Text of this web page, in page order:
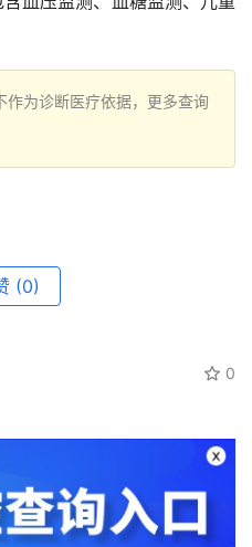
为诊断医疗依据，更多查询
(0)
0